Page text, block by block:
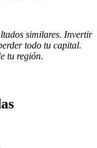
similares. Invertir
todo tu capital.
tu región.